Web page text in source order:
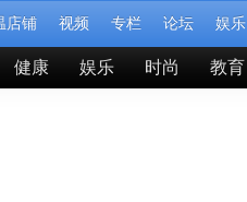
店铺 视频 专栏 论坛 娱乐
健康 娱乐 时尚 教育